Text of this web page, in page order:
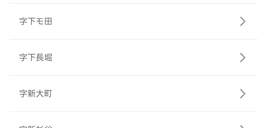
字下モ田
字下長堀
字新大町